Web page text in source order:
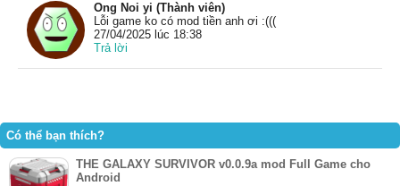
Ong Noi yi (Thành viên)
Lỗi game ko có mod tiền anh ơi :(((
27/04/2025 lúc 18:38
Trả lời
Có thể bạn thích?
THE GALAXY SURVIVOR v0.0.9a mod Full Game cho
Android